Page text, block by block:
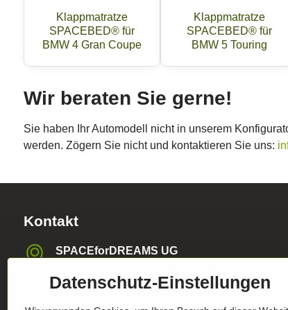
Klappmatratze
SPACEBED® für
BMW 4 Gran Coupe
Klappmatratze
SPACEBED® für
BMW 5 Touring
Wir beraten Sie gerne!
Sie haben Ihr Automodell nicht in unserem
werden. Zögern Sie nicht und kontaktieren Sie uns:
Kontakt
SPACEforDREAMS UG
Datenschutz-Einstellungen